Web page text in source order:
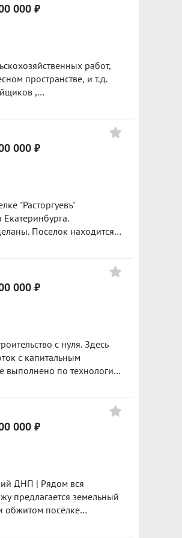
000 ₽
работ,
пространстве, и т.д.
,
выход на сделку.
000 ₽
"Расторгуевъ"
Поселок находится в
детские и спортивные
000 ₽
с нуля. Здесь
выполнено по технологии:
толщиной 600 мм.
яма из
участка и лишних
000 ₽
предлагается земельный
обжитом посёлке
Характеристики: —